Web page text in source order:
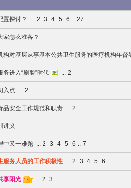
置探讨？ ... 2 3 4 5 6 .. 27
家怎么准备？
构对基层从事基本公共卫生服务的医疗机构年督
进入“刷脸”时代 ... 2
入点 ... 2
品安全工作规范和职责 ... 2
讲义
中又一难题 ... 2 3 4 5 6 .. 7
服务人员的工作积极性 ... 2 3 4 5 6
享阳光 ... 2 3